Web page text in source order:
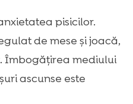
pisicilor.
de mese și joacă,
Îmbogățirea mediului
ascunse este